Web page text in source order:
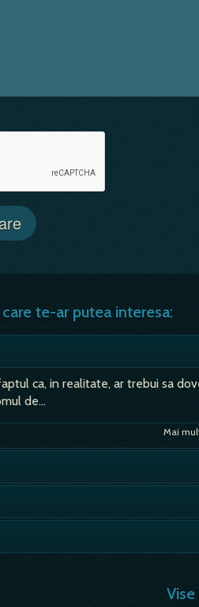
te-ar putea interesa:
ca, in realitate, ar trebui sa
de…
Mai
feminin, si a fecunditatii.…
din…